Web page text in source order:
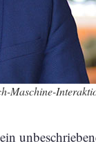
Maschine-